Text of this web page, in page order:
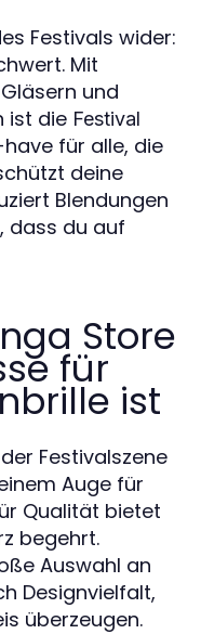
Festivals wider:
Mit
und
ist die Festival
für alle, die
deine
Blendungen
dass du auf
Store
für
ist
Festivalszene
Auge für
Qualität bietet
begehrt.
Auswahl an
Designvielfalt,
überzeugen.